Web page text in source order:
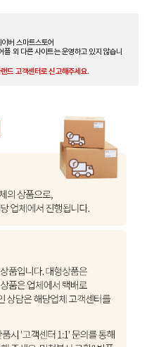
버 스마트스토어
외 다른 사이트는 운영하고 있지 않습니
드 고객센터로 신고해주세요.